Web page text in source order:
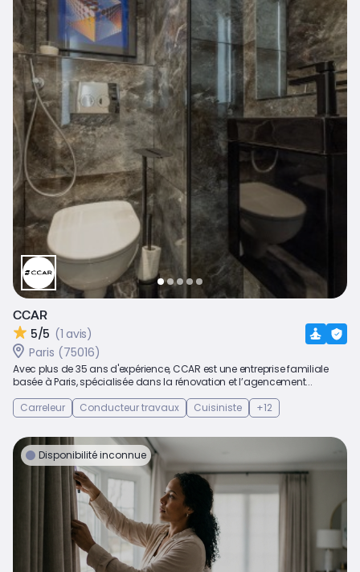
CCAR
5/5 (1 avis)
Paris (75016)
Avec plus de 35 ans d'expérience, CCAR est une entreprise familiale
basée à Paris, spécialisée dans la rénovation et l’agencement...
Carreleur
Conducteur travaux Cuisiniste +12
Disponibilité inconnue